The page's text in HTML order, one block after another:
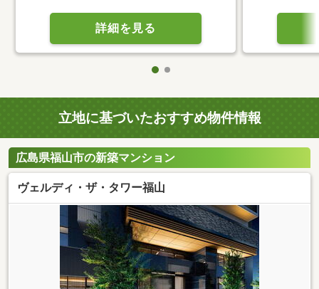
詳細を見る
立地に基づいたおすすめ物件情報
広島県福山市の新築マンション
ヴェルディ・ザ・タワー福山